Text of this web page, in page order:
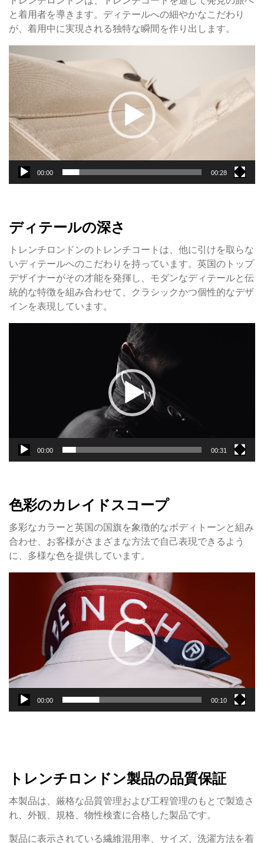
と着用者を導きます。ディテールへの細やかなこだわり
が、着用中に実現される独特な瞬間を作り出します。
動
画
プ
レ
ー
ヤ
ー
00:00 00:28
ディテールの深さ
トレンチロンドンのトレンチコートは、他に引けを取らな
いディテールへのこだわりを持っています。英国のトップ
デザイナーがその才能を発揮し、モダンなディテールと伝
統的な特徴を組み合わせて、クラシックかつ個性的なデザ
インを表現しています。
00:00 00:31
色彩のカレイドスコープ
多彩なカラーと英国の国旗を象徴的なボディトーンと組み
合わせ、お客様がさまざまな方法で自己表現できるよう
に、多様な色を提供しています。
00:00 00:10
トレンチロンドン製品の品質保証
本製品は、厳格な品質管理および工程管理のもとで製造さ
れ、外観、規格、物性検査に合格した製品です。
製品に表示されている繊維混用率、サイズ、洗濯方法を着